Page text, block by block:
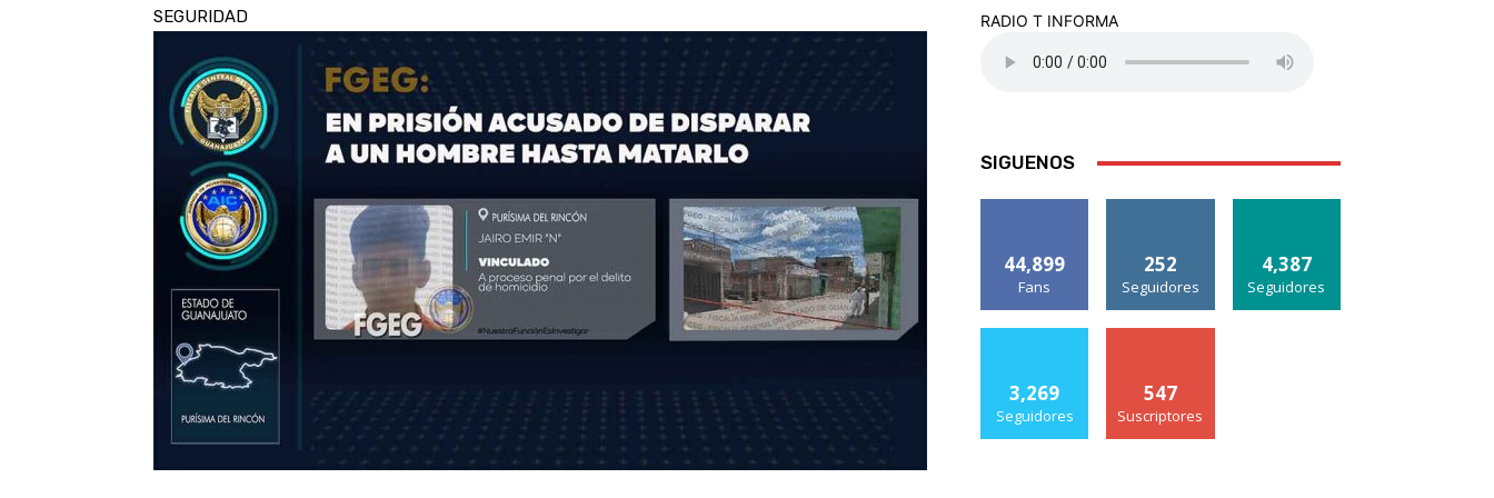
SEGURIDAD RADIO T INFORMA
SIGUENOS
44,899
Fans
252
Seguidores
4,387
Seguidores
3,269
Seguidores
547
Suscriptores